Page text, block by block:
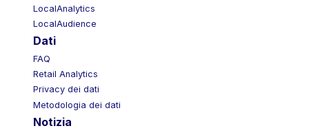
LocalAnalytics
LocalAudience
Dati
FAQ
Retail Analytics
Privacy dei dati
Metodologia dei dati
Notizia